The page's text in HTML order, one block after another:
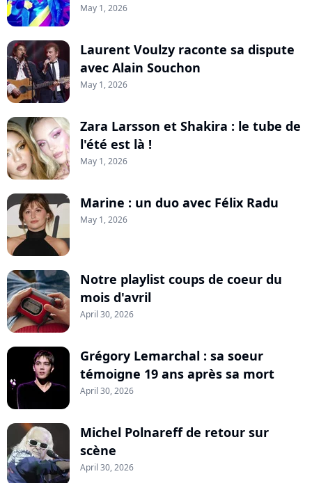
May 1, 2026
Laurent Voulzy raconte sa dispute
avec Alain Souchon
May 1, 2026
Zara Larsson et Shakira : le tube de
l'été est là !
May 1, 2026
Marine : un duo avec Félix Radu
May 1, 2026
Notre playlist coups de coeur du
mois d'avril
April 30, 2026
Grégory Lemarchal : sa soeur
témoigne 19 ans après sa mort
April 30, 2026
Michel Polnareff de retour sur
scène
April 30, 2026